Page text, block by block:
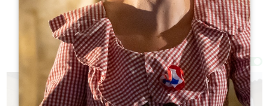
Filtros 39 Resultado(s)
Afficher la carte